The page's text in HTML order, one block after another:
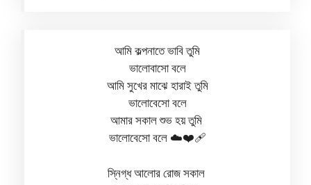
আমি কল্পনাতে ভাবি তুমি
ভালোবাসো বলে
আমি সুখের মাঝে হারাই তুমি
ভালোবেসো বলে
আমার সকাল শুভ হয় তুমি
ভালোবেসো বলে ☁️❤️‍🩹
স্নিগ্ধ আলোর রোজ সকাল